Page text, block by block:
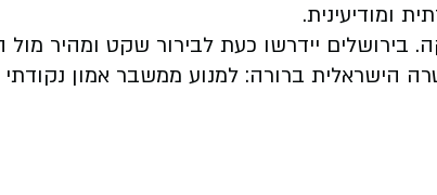
ומודיעינית.
יידרשו כעת לבירור שקט ומהיר מול
הישראלית ברורה: למנוע ממשבר אמון